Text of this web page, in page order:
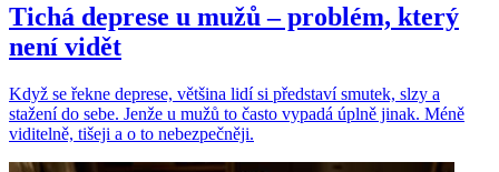
Tichá deprese u mužů – problém, který
není vidět
Když se řekne deprese, většina lidí si představí smutek, slzy a
stažení do sebe. Jenže u mužů to často vypadá úplně jinak. Méně
viditelně, tišeji a o to nebezpečněji.